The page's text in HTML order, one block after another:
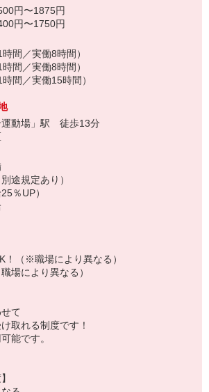
円〜1875円
円〜1750円
間／実働8時間）
間／実働8時間）
間／実働15時間）
動場」駅 徒歩13分
途規定あり）
％UP）
（※職場により異なる）
場により異なる）
て
取れる制度です！
能です。